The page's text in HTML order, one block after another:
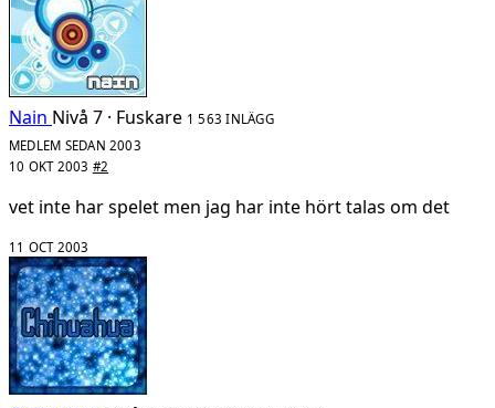
Nain Nivå 7 · Fuskare 1 563 INLÄGG
MEDLEM SEDAN 2003
10 OKT 2003 #2
vet inte har spelet men jag har inte hört talas om det
11 OCT 2003